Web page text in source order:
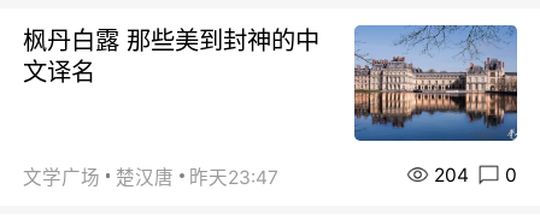
枫丹白露 那些美到封神的中
文译名
文学广场 楚汉唐 昨天23:47 204 0